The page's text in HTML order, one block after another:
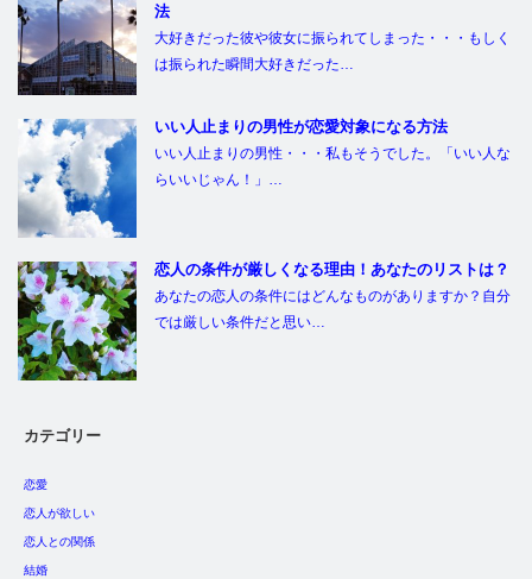
法
大好きだった彼や彼女に振られてしまった・・・もしく
は振られた瞬間大好きだった…
いい人止まりの男性が恋愛対象になる方法
いい人止まりの男性・・・私もそうでした。「いい人な
らいいじゃん！」…
恋人の条件が厳しくなる理由！あなたのリストは？
あなたの恋人の条件にはどんなものがありますか？自分
では厳しい条件だと思い…
カテゴリー
恋愛
恋人が欲しい
恋人との関係
結婚